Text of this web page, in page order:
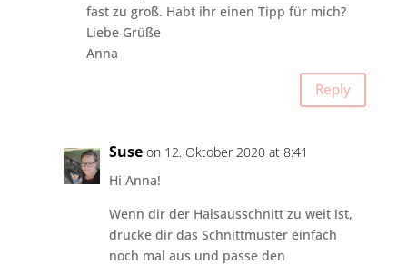
fast zu groß. Habt ihr einen Tipp für mich?
Liebe Grüße
Anna
Reply
Suse on 12. Oktober 2020 at 8:41
Hi Anna!
Wenn dir der Halsausschnitt zu weit ist,
drucke dir das Schnittmuster einfach
noch mal aus und passe den